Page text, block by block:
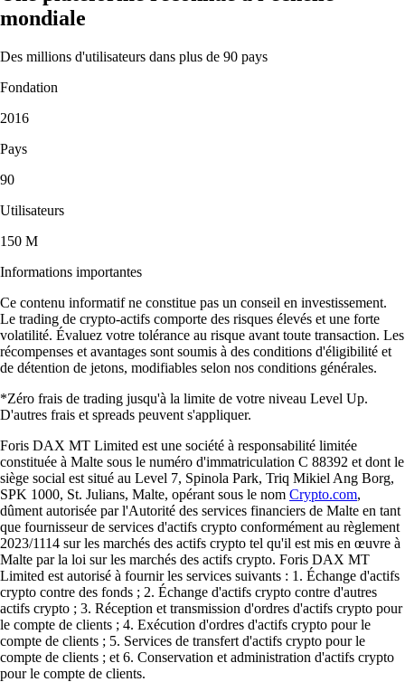
mondiale
Des millions d'utilisateurs dans plus de 90 pays
Fondation
2016
Pays
90
Utilisateurs
150 M
Informations importantes
Ce contenu informatif ne constitue pas un conseil en investissement.
Le trading de crypto-actifs comporte des risques élevés et une forte
volatilité. Évaluez votre tolérance au risque avant toute transaction. Les
récompenses et avantages sont soumis à des conditions d'éligibilité et
de détention de jetons, modifiables selon nos conditions générales.
*Zéro frais de trading jusqu'à la limite de votre niveau Level Up.
D'autres frais et spreads peuvent s'appliquer.
Foris DAX MT Limited est une société à responsabilité limitée
constituée à Malte sous le numéro d'immatriculation C 88392 et dont le
siège social est situé au Level 7, Spinola Park, Triq Mikiel Ang Borg,
SPK 1000, St. Julians, Malte, opérant sous le nom Crypto.com,
dûment autorisée par l'Autorité des services financiers de Malte en tant
que fournisseur de services d'actifs crypto conformément au règlement
2023/1114 sur les marchés des actifs crypto tel qu'il est mis en œuvre à
Malte par la loi sur les marchés des actifs crypto. Foris DAX MT
Limited est autorisé à fournir les services suivants : 1. Échange d'actifs
crypto contre des fonds ; 2. Échange d'actifs crypto contre d'autres
actifs crypto ; 3. Réception et transmission d'ordres d'actifs crypto pour
le compte de clients ; 4. Exécution d'ordres d'actifs crypto pour le
compte de clients ; 5. Services de transfert d'actifs crypto pour le
compte de clients ; et 6. Conservation et administration d'actifs crypto
pour le compte de clients.